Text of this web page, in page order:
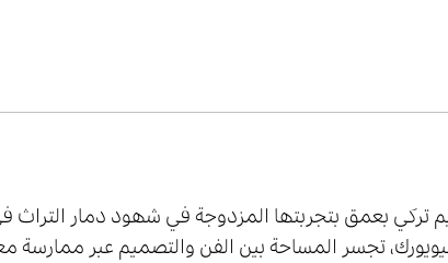
تركي بعمق بتجربتھا المزدوجة في شھود دمار التراث
تجسر المساحة بین الفن والتصمیم عبر ممارسة